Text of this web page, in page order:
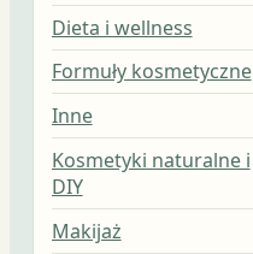
Dieta i wellness
Formuły kosmetyczne
Inne
Kosmetyki naturalne i
DIY
Makijaż